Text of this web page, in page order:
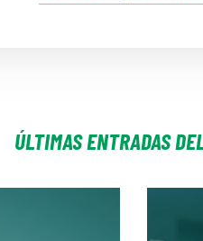
ÚLTIMAS ENTRADAS